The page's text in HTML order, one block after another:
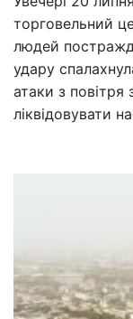
торговельний
людей
удару
атаки з
ліквідовувати